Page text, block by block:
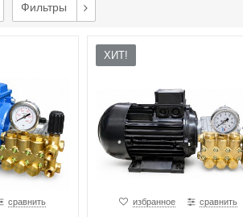
Фильтры
сравнить
ХИТ!
избранное сравнить